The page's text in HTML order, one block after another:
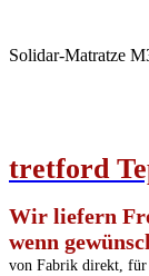
Solidar-Matratze
tretford T
Wir liefern
wenn
von Fabrik direkt, für